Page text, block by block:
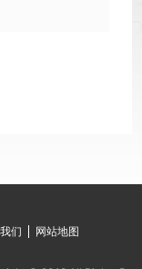
们 网站地图